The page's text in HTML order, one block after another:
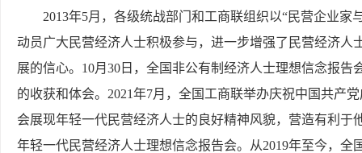
2013年5月，各级统战部门和工商联组织以“民营企业
动员广大民营经济人士积极参与，进一步增强了民营经济
展的信心。10月30日，全国非公有制经济人士理想信念报
的收获和体会。2021年7月，全国工商联举办庆祝中国共产
会展现年轻一代民营经济人士的良好精神风貌，营造有利于
年轻一代民营经济人士理想信念报告会。从2019年至今，